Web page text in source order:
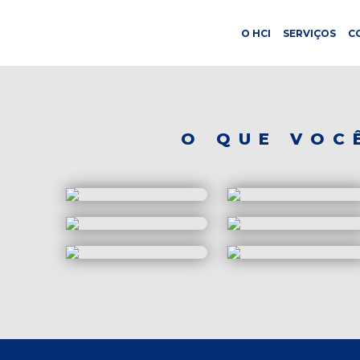
O HCI SERVIÇOS
O QUE